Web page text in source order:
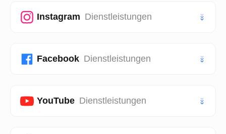
TikTok Aufrufe
TikTok Saves
Twitter (X) Likes
Twitter (X) Aufrufe
Instagram Dienstleistungen
Instagram Likes
Instagram Aufrufe
Facebook Dienstleistungen
Facebook Seite Likes
YouTube Dienstleistungen